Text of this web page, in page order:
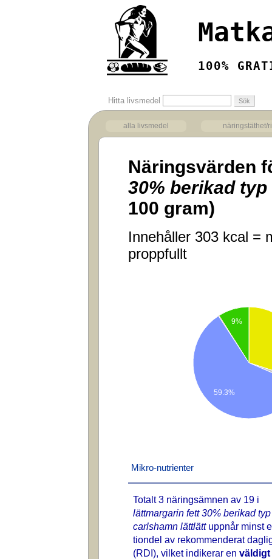
100%
Hitta livsmedel
alla livsmedel näringstäthet/
Näringsvärden
30% berikad
100 gram)
Innehåller 303 kcal =
proppfullt
9%
59.3%
Mikro-nutrienter
Totalt 3 näringsämnen av 19 i
lättmargarin fett 30% berikad typ
carlshamn lättlättuppnår minst
tiondel av rekommenderat
(RDI), vilket indikerar en väldigt